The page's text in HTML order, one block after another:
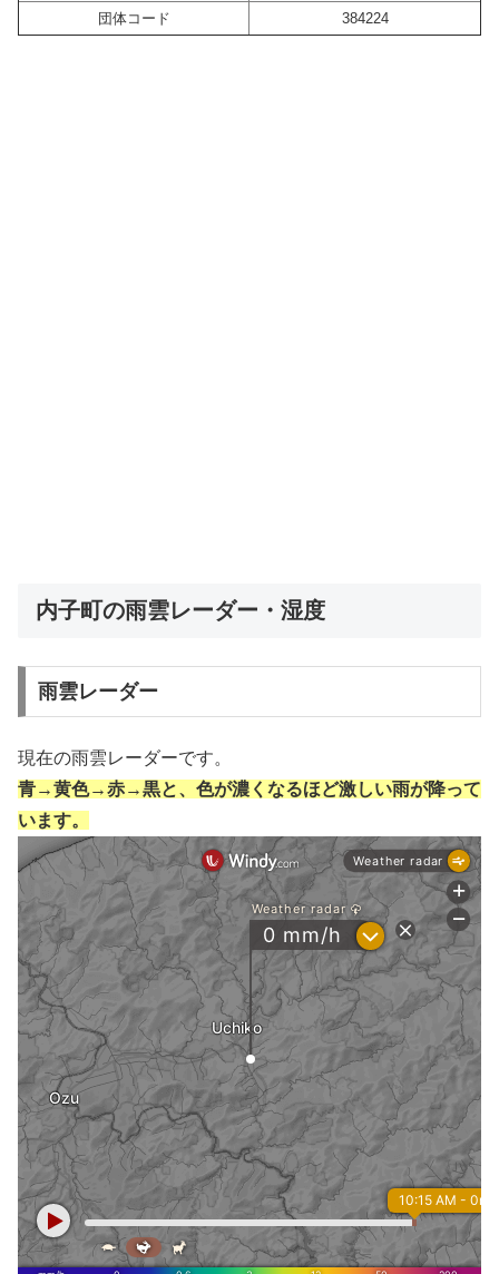
団体コード
384224
内子町の雨雲レーダー・湿度
雨雲レーダー
現在の雨雲レーダーです。
青→黄色→赤→黒と、色が濃くなるほど激しい雨が降って
います。